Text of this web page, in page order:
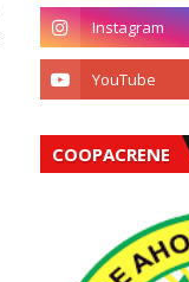
COOPACRENE